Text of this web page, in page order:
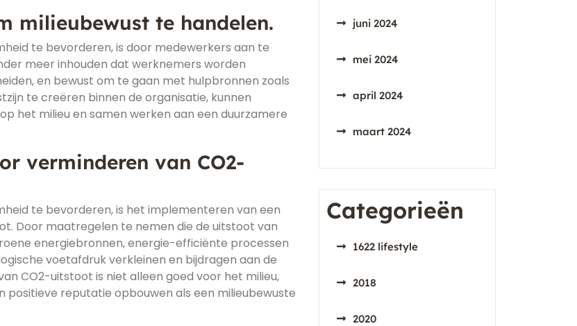
milieubewust te handelen.
te bevorderen, is door medewerkers aan te
meer inhouden dat werknemers worden
en bewust om te gaan met hulpbronnen zoals
te creëren binnen de organisatie, kunnen
het milieu en samen werken aan een duurzamere
verminderen van CO2-
te bevorderen, is het implementeren van een
Door maatregelen te nemen die de uitstoot van
energiebronnen, energie-efficiënte processen
voetafdruk verkleinen en bijdragen aan de
CO2-uitstoot is niet alleen goed voor het milieu,
reputatie opbouwen als een milieubewuste
juni 2024
mei 2024
april 2024
maart 2024
Categorieën
1622 lifestyle
2018
2020